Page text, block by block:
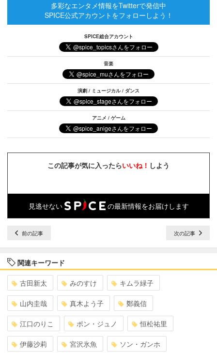
多彩なエンタメ情報をTwitterで発信中
SPICE公式アカウントをフォローしよう！
SPICE総合アカウント
音楽
演劇 / ミュージカル / ダンス
アニメ / ゲーム
この記事が気に入ったらいいね！ しよう
見逃せない の最新情報をお届けします
前の記事 次の記事
関連キーワード
古田新太 みのすけ キムラ緑子
山内圭哉 真木よう子 鄭義信
江口のりこ ポン・ジュノ 恒松祐里
伊藤沙莉 宮沢氷魚 ソン・ガンホ